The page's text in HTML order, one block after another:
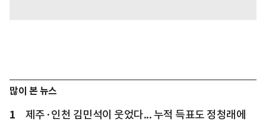
많이 본 뉴스
1
제주·인천 김민석이 웃었다... 누적 득표도 정청래에